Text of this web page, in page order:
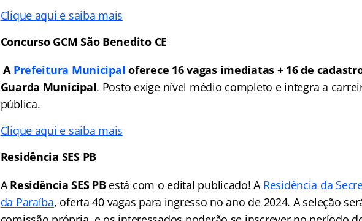
Clique aqui e saiba mais
Concurso GCM São Benedito CE
A Prefeitura Municipal oferece 16 vagas imediatas + 16 de
Guarda Municipal. Posto exige nível médio completo e integra a
pública.
Clique aqui e saiba mais
Residência SES PB
AResidência SES PBestá com o edital publicado! A Residência da
da Paraíba, oferta 40 vagas para ingresso no ano de 2024. A seleção